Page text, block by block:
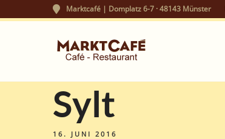
Marktcafé | Domplatz 6-7 · 48143 Münster
Sylt
16. JUNI 2016